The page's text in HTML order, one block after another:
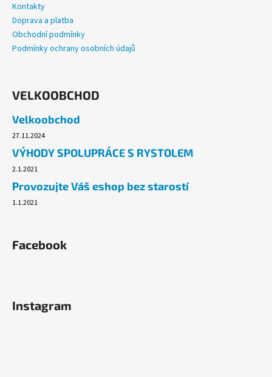
D
o
p
u
u
j
e
m
e
FIXAČNÍ
RUČNÍ
0,95KG,
71,20
Kontakty
Doprava a platba
Obchodní podmínky
Podmínky ochrany osobních údajů
VELKOOBCHOD
Velkoobchod
27.11.2024
VÝHODY SPOLUPRÁCE S RYSTOLEM
2.1.2021
Provozujte Váš eshop bez starostí
1.1.2021
Facebook
Instagram